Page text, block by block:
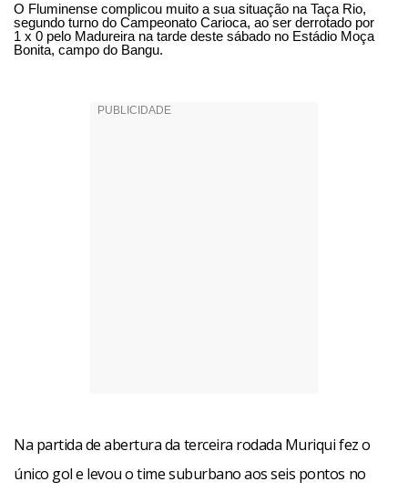
O Fluminense complicou muito a sua situação na Taça Rio,
segundo turno do Campeonato Carioca, ao ser derrotado por
1 x 0 pelo Madureira na tarde deste sábado no Estádio Moça
Bonita, campo do Bangu.
Na partida de abertura da terceira rodada Muriqui fez o
único gol e levou o time suburbano aos seis pontos no